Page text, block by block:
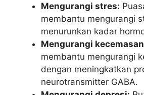
Mengurangi stres:
membantu mengurangi
menurunkan kadar
Mengurangi
membantu mengurangi
dengan meningkatkan
neurotransmitter GABA.